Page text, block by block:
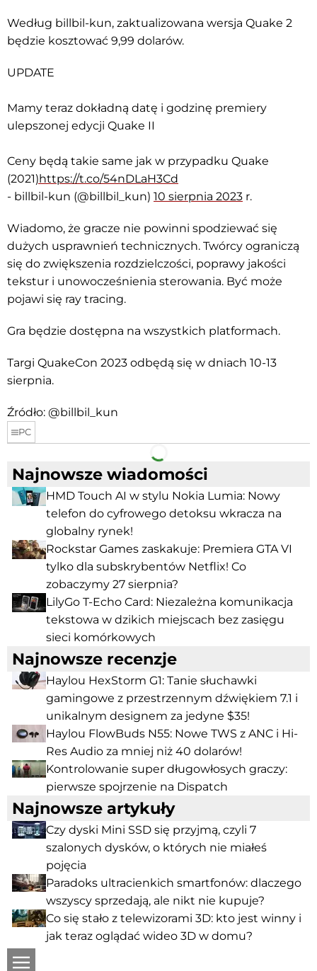
Według billbil-kun, zaktualizowana wersja Quake 2
będzie kosztować 9,99 dolarów.
UPDATE
Mamy teraz dokładną datę i godzinę premiery
ulepszonej edycji Quake II
Ceny będą takie same jak w przypadku Quake
(2021)https://t.co/54nDLaH3Cd
- billbil-kun (@billbil_kun) 10 sierpnia 2023 r.
Wiadomo, że gracze nie powinni spodziewać się
dużych usprawnień technicznych. Twórcy ograniczą
się do zwiększenia rozdzielczości, poprawy jakości
tekstur i unowocześnienia sterowania. Być może
pojawi się ray tracing.
Gra będzie dostępna na wszystkich platformach.
Targi QuakeCon 2023 odbędą się w dniach 10-13
sierpnia.
Źródło: @billbil_kun
PC
Facebook Telegram
Najnowsze wiadomości
HMD Touch AI w stylu Nokia Lumia: Nowy
telefon do cyfrowego detoksu wkracza na
globalny rynek!
Rockstar Games zaskakuje: Premiera GTA VI
tylko dla subskrybentów Netflix! Co
zobaczymy 27 sierpnia?
LilyGo T-Echo Card: Niezależna komunikacja
tekstowa w dzikich miejscach bez zasięgu
sieci komórkowych
Najnowsze recenzje
Haylou HexStorm G1: Tanie słuchawki
gamingowe z przestrzennym dźwiękiem 7.1 i
unikalnym designem za jedyne $35!
Haylou FlowBuds N55: Nowe TWS z ANC i Hi-
Res Audio za mniej niż 40 dolarów!
Kontrolowanie super długowłosych graczy:
pierwsze spojrzenie na Dispatch
Najnowsze artykuły
Czy dyski Mini SSD się przyjmą, czyli 7
szalonych dysków, o których nie miałeś
pojęcia
Paradoks ultracienkich smartfonów: dlaczego
wszyscy sprzedają, ale nikt nie kupuje?
Co się stało z telewizorami 3D: kto jest winny i
jak teraz oglądać wideo 3D w domu?